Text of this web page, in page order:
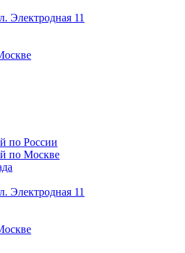
Электродная 11
по России
по Москве
Электродная 11